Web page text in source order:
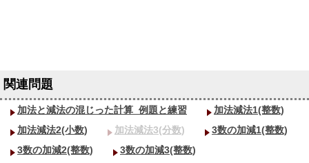
加法と減法の混じった計算_ 例題と練習
加法減法1(整数)
加法減法2(小数)
加法減法3(分数)
3数の加減1(整数)
3数の加減2(整数)
3数の加減3(整数)